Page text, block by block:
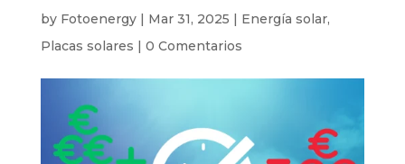
by Fotoenergy| Mar 31, 2025 | Energía solar,
Placas solares | 0 Comentarios